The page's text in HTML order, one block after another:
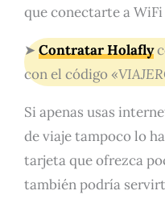
que conectarte a
➤ Contratar Holafly
con el código «
Si apenas usas
de viaje tampoco lo
tarjeta que ofrezca
también podría